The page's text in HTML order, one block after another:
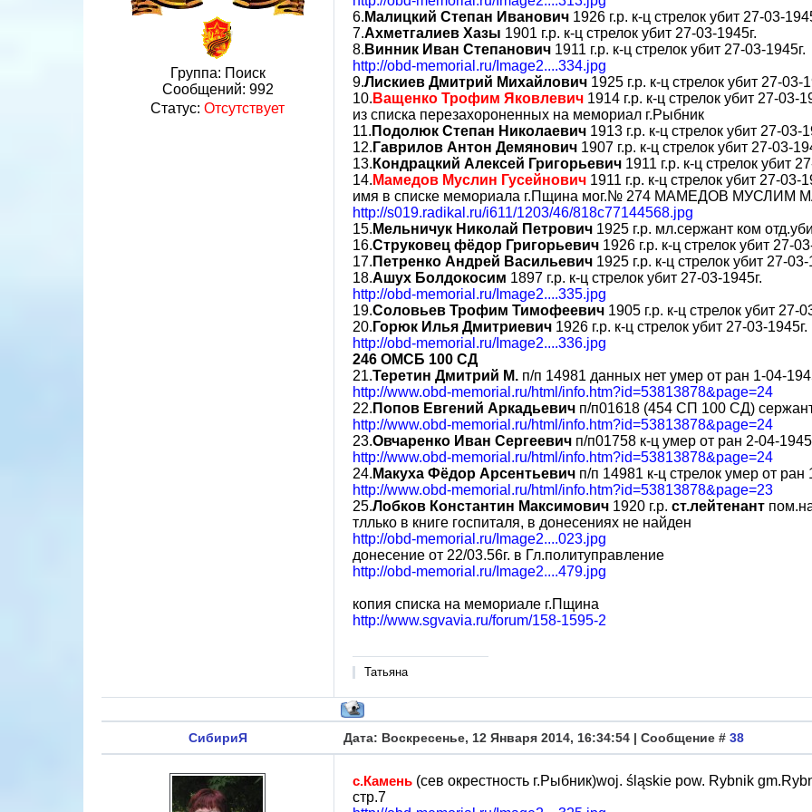
Группа: Поиск
Сообщений: 992
Статус: Отсутствует
6. Малицкий Степан Иванович 1926 г.р. к-ц стрелок убит 27-03-
7.Ахметгалиев Хазы 1901 г.р. к-ц стрелок убит 27-03-1945г.
8. Винник Иван Степанович 1911 г.р. к-ц стрелок убит 27-03-1945г.
http://obd-memorial.ru/Image2....334.jpg
9.Лискиев Дмитрий Михайлович 1925 г.р. к-ц стрелок убит 27-03-
10. Ващенко Трофим Яковлевич 1914 г.р. к-ц стрелок убит 27-03-
из списка перезахороненных на мемориал г.Рыбник
11. Подолюк Степан Николаевич 1913 г.р. к-ц стрелок убит 27-03-
12. Гаврилов Антон Демянович 1907 г.р. к-ц стрелок убит 27-03-
13. Кондрацкий Алексей Григорьевич 1911 г.р. к-ц стрелок убит
14. Мамедов Муслин Гусейнович 1911 г.р. к-ц стрелок убит 27-03-
имя в списке мемориала г.Пщина мог.№ 274 МАМЕДОВ
http://s019.radikal.ru/i611/1203/46/818c77144568.jpg
15. Мельничук Николай Петрович 1925 г.р. мл.сержант ком
16.Струковец фёдор Григорьевич 1926 г.р. к-ц стрелок убит 27-
17. Петренко Андрей Васильевич 1925 г.р. к-ц стрелок убит 27-03-
18.Ашух Болдокосим 1897 г.р. к-ц стрелок убит 27-03-1945г.
http://obd-memorial.ru/Image2....335.jpg
19.Соловьев Трофим Тимофеевич 1905 г.р. к-ц стрелок убит 27-
20. Горюк Илья Дмитриевич 1926 г.р. к-ц стрелок убит 27-03-1945г.
http://obd-memorial.ru/Image2....336.jpg
246 ОМСБ 100 СД
21.Теретин Дмитрий М. п/п 14981 данных нет умер от ран 1-04-
http://www.obd-memorial.ru/html/info.htm?id=53813878&page=24
22. Попов Евгений Аркадьевич п/п01618 (454 СП 100 СД)
http://www.obd-memorial.ru/html/info.htm?id=53813878&page=24
23.Овчаренко Иван Сергеевич п/п01758 к-ц умер от ран 2-04-
http://www.obd-memorial.ru/html/info.htm?id=53813878&page=24
24. Макуха Фёдор Арсентьевич п/п 14981 к-ц стрелок умер от ран
http://www.obd-memorial.ru/html/info.htm?id=53813878&page=23
25.Лобков Константин Максимович 1920 г.р. ст.лейтенант
тллько в книге госпиталя, в донесениях не найден
http://obd-memorial.ru/Image2....023.jpg
донесение от 22/03.56г. в Гл.политуправление
http://obd-memorial.ru/Image2....479.jpg
копия списка на мемориале г.Пщина
http://www.sgvavia.ru/forum/158-1595-2
Татьяна
СибириЯ Дата: Воскресенье, 12 Января 2014, 16:34:54 | Сообщение # 38
с.Камень (сев окрестность г.Рыбник)woj. śląskie pow. Rybnik
стр.7